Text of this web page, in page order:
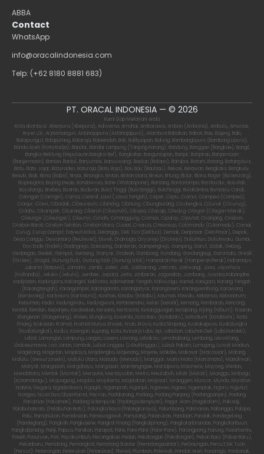
ABBA
Contact
WhatsApp
info@oracalindonesia.com
Telp: (+62 8180 8881 683)
PT. ORACAL INDONESIA — © 2026
Kami Siap Melayani Anda
Kota distribusi: Aberpura (Abepura), Adiwerna, Amahai, Ambarawa, Ambon (Amboina), Ambulu, Amuntai,
Anyer Lor, Arjawinangun, Astanajapura (Astanajapuro), Atambua Babakan, Babat, Bae, Bajeng, Baki,
Balaipungut, Balapulang, Balaraja, Baleendah, Bali, Balikpapan, Balung, Bambanglipuro (Bambang Lipuro),
Banda Aceh (Kota Radja), Bandar, Bandar Lampung (Tanjung Karang), Bandung, Banggae (Bangkae), Bangil,
Bangka-Belitung (Kepulauan Bangka-Bel), Bangkalan, Banguntapan, Banjar, Banjaran, Banjarmasin
(Banjermasin), Banten, Bantul, Banyumas, Banyuwangi, Baolan (Bolano), Barabai, Batam, Batang, Batang Kuis,
Batu, Batu Jajar, Baturaden, Baturaja (Batu Raja), Bau Bau (Baubau), Bekasi, Belawan, Bengkalis, Bengkulu,
Besuki, Biak, Bima (Raba), Binjai, Binongko, Bintan, Bintan Utara, Bireun, Bitung, Blitar, Blora, Bogor (Buitenzorg),
Bojonegoro, Bojong Gede, Bondowoso, Bone (Watampone), Bontang, Bontonompo, Borobudur, Boyolali,
Boyolangu, Brebes, Buaran, Buduran, Bukit Tinggi (Bukittinggi), Bukittinggi, Bulakamba, Bumiayu Candi,
Caringan (Caringin), Carita, Central Java (Jawa Tengah), Ceper, Cepu, Ciamis, Ciampea (Campea),
Cianjur, Ciawi, Cibadak, Cibeureum, Cibinong, Cibitung, Cibungbulang, Cicalengka, Cicuruk (Cicurug),
Cidahu, Cikampek, Cikarang, Cikeruh (Cikeuruh), Cikupa, Cilacap, Ciledug, Cilegon (Cilegon-Merak),
Cileungsi (Cileungsir), Cileunyi, Cimahi, Cimanggung, Ciomas, Ciparay, Ciputat, Ciranjang, Cirebon,
Cirebon Barat, Cirebon Selatan, Cirebon Utara, Cisaat, Cisarua, Citeureup, Colomandu (Colomadu), Comal,
Curug, Curup Dampit, Dayeuh Kolot, Delanggu, Deli Tua (Delitua), Demak, Denpasar (Den Pasar), Depok,
Desa Canggu, Dewantara (Reuleuet), Diwek, Dramaga, Driyorejo (Driorejo), Dukuhturi, Dukuhwaru, Dumai,
Duri Ende (Endeh) Gadingrejo, Galesong, Gambiran, Gampengrejo, Gamping, Garut, Gatak, Gebog,
Gedangan, Gedek, Gempol, Genteng, Gianyar, Godean, Gombong, Gondang, Gondanglegi, Gorontalo, Gresik
(Grisee), Grogol, Gunung Putri, Gunung Stoli (Gunung Sitoli) Hamparan Perak (Hamperan Perak) Indramayu
Jakarta (Batavia), Jamanis, Jambi, Jaten, Jati, Jatibarang, Jatiroto, Jatiwangi, Java, Jaya Pura
(Hollandia), Jeluko (Jekulo), Jember, Jepara, Jetis, Jimbaran, Jogonalan, Jombang, Juwana Kabanjahe,
Kadipaten, Kadungora, Kalianget, Kalikotes, Kalimantan Tengah, Kaliwungu, Kamal, Kanigoro, Karang Tengah
(Karangtengah), Karangampel, Karanganom, Karanganyar, Karangasem, Karangsembung, Karawang
(Kerawang), Kartosura (Kartasura), Kasihan, Katobu (Katabu), Kauman, Kawalu, Kebomas, Kebonarum,
Kebumen, Kediri, Kedungwaru, Kedungwuni, Kefamenanu, Kelari (Keladi), Kemang, Kembaran, Kencong,
Kendal, Kendari, Kepanjen, Kerobokan, Kersana, Kertosono, Ketanggungan, Ketapang, Kijang (Nibum), Kisaran,
Klangenan (Klangenang), Klaten, Klungkung, Kosambi, Kota Baru (Kotabaru), Kota Bumi (Kotabumi), Kota
Pinang, Kraksaan, Kramat, Kramat Mulya, Kresek, Krian, Kroya, Kuala Simpang, Kualakapuas, Kualatungka
(Kualatungkal), Kudus, Kuningan, Kupang, Kuta, Kutoarjo Labu Api, Labuhan, Labuhan Deli (Labuhandeli),
Lahat, Lamongan, Lampung, Langsa, Lasem, Lawang, Lebaksiu, Lemahabang, Lembang, Leuwiliang,
Lhokseumawe, Loa Janan, Lombok, Lubuk Linggau (Lubuklinggau), Lubuk Pakam, Lumajang, Luwuk Madiun,
Magelang, Magetan, Majalaya, Majalengka, Majenang, Majene, Makale, Makasar (Macassar), Malang,
Maluku (Gewurzinseln), Maluku Utara, Manado (Menado), Manggar, Manis Mata (Manismata), Manokwari,
Manyar, Margaasih, Margahayu, Margasari, Maritengngae, Martapura, Maumere, Mayong, Medan,
Mendahara, Mentok (Muntok), Merauke, Mertoyudan, Metro, Meulaboh, Mlati (Melati), Mlonggo, Mobagu
(Kotamobagu), Mojoagung, Mojobo, Mojokerto, Mojolaban, Mojosari, Mranggen, Muncar, Mundu, Muntilan
Nabire, Negara, Ngada Bawa, Ngaglik, Ngamprah, Nganjuk, Ngawen, Ngawi, Ngemplak, Ngoro, Ngunut,
Nongsa, Nusa Dua Obaa Pacet, Paciran, Padalarang, Padang, Padang Panjang (Padangpanjan), Padang
Pariaman (Pariaman), Padang Sidempuan (Padangsidempuan), Pagar Alam (Pagaralam), Pakisaji,
Palabuhanratu (Pelabuhan Batu), Palangka Raya (Palangkaraya), Palembang, Palimanan, Pallangga, Palopo,
Palu, Pamanukan, Pamekasan, Pameungpeuk, Pamulang, Panarukan, Pandaan, Pandak, Pandegelang
(Pandeglang), Pangkah, Pangkajene, Pangkal Pinang (Pangkalpinang), Pangkalanbrandan, Pangkalanbuun,
Pangkalpinang, Panji, Papua, Parakan, Parapat, Pare, Pare Pare (Pare-Pare), Parongpong, Parung, Pasarkemis,
Paseh, Pasuruan, Pati, Payakumbuh, Pecangakan, Pedan, Pekalongan (Pakalongan), Pekan Baru (Pakan Baru),
Pekanbaru, Pemalang, Pemangkat, Pematang Siantar (Pematangsiantar), Perbaungan, Percut Sei Tuan
(Percut), Peterongan, Peterukan (Petarukan), Plered, Plumbon, Polewali, Pondok Aren, Ponorogo, Pontianak,